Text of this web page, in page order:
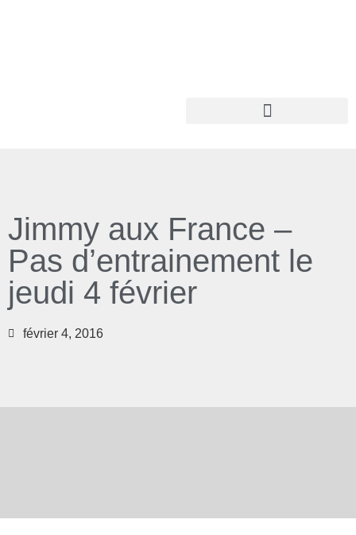
Jimmy aux France –
Pas d’entrainement le
jeudi 4 février
février 4, 2016